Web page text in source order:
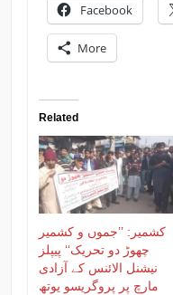
Facebook
More
Related
کشمیر: ’’جموں و کشمیر
چھوڑ دو تحریک‘‘ پیپلز
نیشنل الائنس کے آزادی
مارچ پر پروگریسو یوتھ